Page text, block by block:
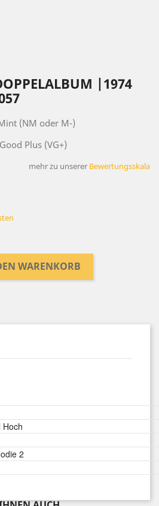
|1974
(NM oder M-)
Plus (VG+)
mehr zu unserer Bewertungsskala
WARENKORB
Hoch
2